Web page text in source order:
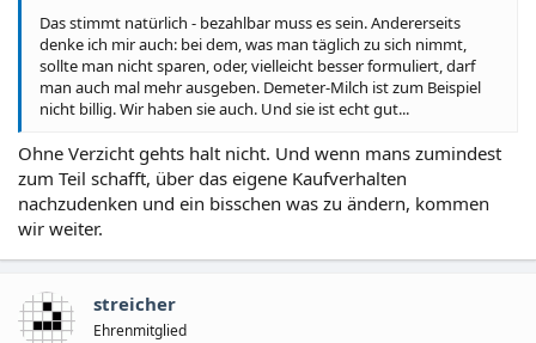
Das stimmt natürlich - bezahlbar muss es sein. Andererseits
denke ich mir auch: bei dem, was man täglich zu sich nimmt,
sollte man nicht sparen, oder, vielleicht besser formuliert, darf
man auch mal mehr ausgeben. Demeter-Milch ist zum Beispiel
nicht billig. Wir haben sie auch. Und sie ist echt gut...
Ohne Verzicht gehts halt nicht. Und wenn mans zumindest
zum Teil schafft, über das eigene Kaufverhalten
nachzudenken und ein bisschen was zu ändern, kommen
wir weiter.
streicher
Ehrenmitglied